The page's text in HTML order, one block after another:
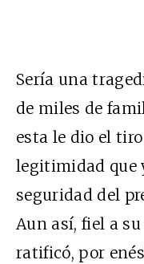
Sería una
de miles de
esta le dio el
legitimidad que
seguridad del
Aun así, fiel a
ratificó, por